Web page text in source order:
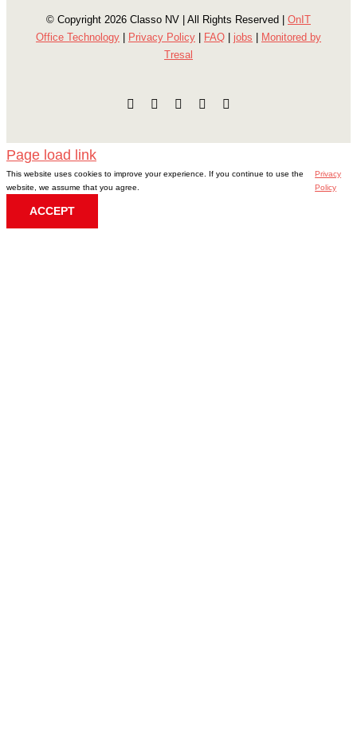
© Copyright 2026 Classo NV | All Rights Reserved | OnIT
Office Technology
Privacy Policy FAQ jobs
Monitored by
Tresal
FacebookInstagram LinkedIn
Page load link
This website uses cookies to improve your experience. If you continue to use the
website, we assume that you agree.
Privacy
Policy
ACCEPT